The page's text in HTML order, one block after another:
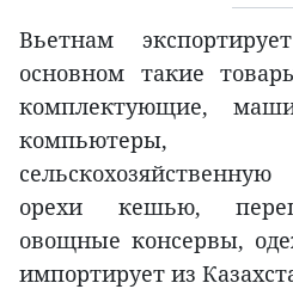
Вьетнам
основном такие
комплектующие,
компьютеры,
орехи кешью,
овощные консервы,
импортирует из